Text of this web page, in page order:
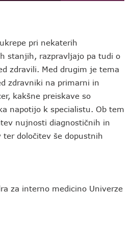
pri nekaterih
stanjih, razpravljajo pa tudi o
zdravili. Med drugim je tema
zdravniki na primarni in
kakšne preiskave so
napotijo k specialistu. Ob tem
nujnosti diagnostičnih in
določitev še dopustnih
za interno medicino Univerze